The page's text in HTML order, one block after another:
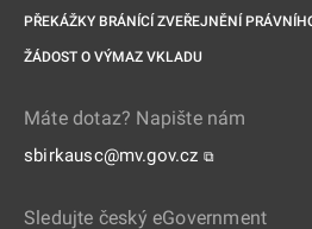
PŘEKÁŽKY BRÁNÍCÍ ZVEŘEJNĚNÍ
ŽÁDOST O VÝMAZ VKLADU
Máte dotaz? Napište nám
sbirkausc@mv.gov.cz ⧉
Sledujte český eGovernment